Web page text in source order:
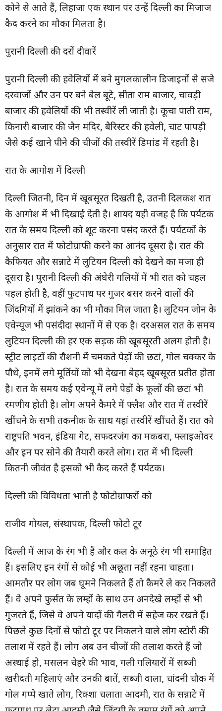
कोने से आते हैं, लिहाजा एक स्थान पर उन्हें दिल्ली का मिजाज
कैद करने का मौका मिलता है।
पुरानी दिल्ली की दरों दीवारें
पुरानी दिल्ली की हवेलियों में बने मुगलकालीन डिजाइनों से सजे
दरवाजों और उन पर बने बेल बूटे, सीता राम बाजार, चावड़ी
बाजार की हवेलियों की भी तस्वीरें ली जाती है। कूचा पाती राम,
किनारी बाजार की जैन मंदिर, बैरिस्टर की हवेली, चाट पापड़ी
जैसे कई खाने पीने की चीजों की तस्वीरें डिमांड में रहती है।
रात के आगोश में दिल्ली
दिल्ली जितनी, दिन में खूबसूरत दिखती है, उतनी दिलकश रात
के आगोश में भी दिखाई देती है। शायद यही वजह है कि पर्यटक
रात के समय दिल्ली को शूट करना पसंद करते हैं। पर्यटकों के
अनुसार रात में फोटोग्राफी करने का आनंद दूसरा है। रात की
कैफियत और सन्नाटे में लुटियन दिल्ली को देखने का मजा ही
दूसरा है। पुरानी दिल्ली की अंधेरी गलियों में भी रात को चहल
पहल होती है, वहीं फुटपाथ पर गुजर बसर करने वालों की
जिंदगियों में झांकने का भी मौका मिल जाता है। लुटियन जोन के
एवेन्यूज भी पसंदीदा स्थानों में से एक है। दरअसल रात के समय
लुटियन दिल्ली की हर एक सड़क की खूबसूरती अलग होती है।
स्ट्रीट लाइटों की रौशनी में चमकते पेड़ों की छटां, गोल चक्कर के
पौधे, इनमें लगे मूर्तियों को भी देखना बेहद खूबसूरत प्रतीत होता
है। रात के समय कई एवेन्यू में लगे पेड़ों के फूलों की छटां भी
रमणीय होती है। लोग अपने कैमरे में फ्लैश और रात में तस्वीरें
खींचने के सभी तकनीक के साथ यहां तस्वीरें खींचते हैं। रात को
राष्ट्रपति भवन, इंडिया गेट, सफदरजंग का मकबरा, फ्लाइओवर
और इन पर सोने की तैयारी करते लोग। रात में भी दिल्ली
कितनी जीवंत है इसको भी कैद करते हैं पर्यटक।
दिल्ली की विविधता भांती है फोटोग्राफरों को
राजीव गोयल, संस्थापक, दिल्ली फोटो टूर
दिल्ली में आज के रंग भी हैं और कल के अनूठे रंग भी समाहित
हैं। इसलिए इन रंगों से कोई भी अछूता नहीं रहना चाहता।
आमतौर पर लोग जब घूमने निकलते हैं तो कैमरे ले कर निकलते
हैं। वे अपने फुर्सत के लम्हों के साथ उन अनदेखे लम्हों से भी
गुजरते हैं, जिसे वे अपने यादों की गैलरी में सहेज कर रखते हैं।
पिछले कुछ दिनों से फोटो टूर पर निकलने वाले लोग स्टोरी की
तलाश में रहते हैं। लोग अब उन चीजों की तलाश करते हैं जो
अस्थाई हो, मसलन चेहरे की भाव, गली गलियारों में सब्जी
खरीदती महिलाएं और उनकी बातें, सब्जी वाला, चांदनी चौक में
गोल गप्पे खाते लोग, रिक्शा चलाता आदमी, रात के सन्नाटे में